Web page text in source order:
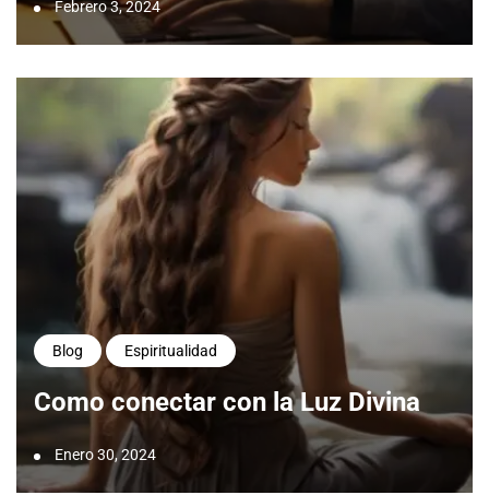
Febrero 3, 2024
Blog Espiritualidad
Como conectar con la Luz Divina
Enero 30, 2024